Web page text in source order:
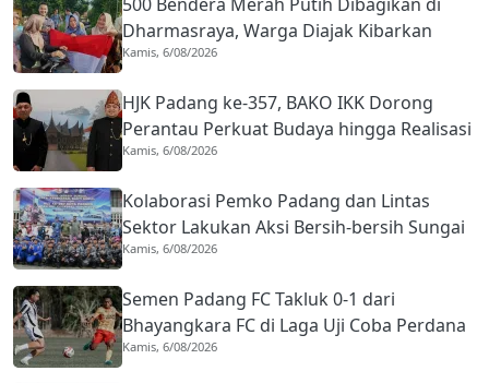
Dharmasraya, Warga Diajak Kibarkan
hingga 31 Agustus 2026
Kamis, 6/08/2026
HJK Padang ke-357, BAKO IKK Dorong
Perantau Perkuat Budaya hingga Realisasi
Kota Gastronomi
Kamis, 6/08/2026
Kolaborasi Pemko Padang dan Lintas
Sektor Lakukan Aksi Bersih-bersih Sungai
Batang Arau di HJK ke-357
Kamis, 6/08/2026
Semen Padang FC Takluk 0-1 dari
Bhayangkara FC di Laga Uji Coba Perdana
Pramusim
Kamis, 6/08/2026